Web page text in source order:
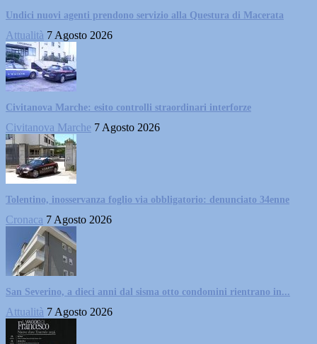
Undici nuovi agenti prendono servizio alla Questura di Macerata
Attualità 7 Agosto 2026
Civitanova Marche: esito controlli straordinari interforze
Civitanova Marche 7 Agosto 2026
Tolentino, inosservanza foglio via obbligatorio: denunciato 34enne
Cronaca 7 Agosto 2026
San Severino, a dieci anni dal sisma otto condomini rientrano in...
Attualità 7 Agosto 2026